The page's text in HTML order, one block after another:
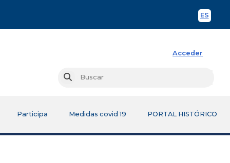
ES
Acceder
Buscar
Participa Medidas covid 19 PORTAL HISTÓRICO